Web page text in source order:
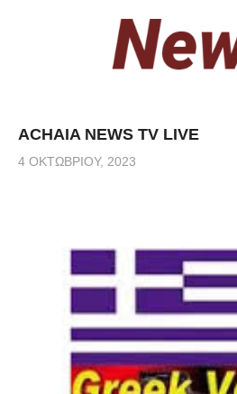
ACHAIA NEWS TV LIVE
4 ΟΚΤΩΒΡΊΟΥ, 2023